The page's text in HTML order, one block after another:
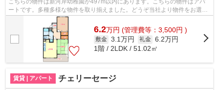
こちらの物件は新河岸幼稚園が497m以内にあります。こちらの物件はアパ
ートです。多種多様な物件を取り揃えました。どうぞ当社より物件をお選び
下さい。スタッフ一同全力でお手伝い致...
6.2万円 (管理費等：3,500円 )
敷金 3.1万円 礼金 6.2万円
1階 / 2LDK / 51.02㎡
賃貸 | アパート チェリーセージ